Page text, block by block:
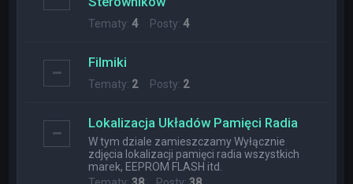
Tematy:4Posty:4
Filmiki
Tematy: 2Posty: 2
Lokalizacja Układów Pamięci Radia
W tym dziale zamieszczamy Wyłącznie
zdjęcia lokalizacji pamięci radia wszystkich
marek, EEPROM FLASH itd.